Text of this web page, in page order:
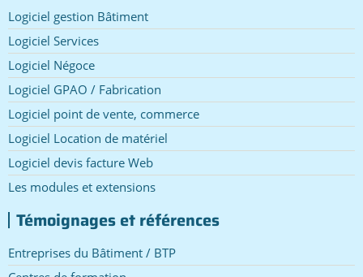
Logiciel gestion Bâtiment
Logiciel Services
Logiciel Négoce
Logiciel GPAO / Fabrication
Logiciel point de vente, commerce
Logiciel Location de matériel
Logiciel devis facture Web
Les modules et extensions
Témoignages et références
Entreprises du Bâtiment / BTP